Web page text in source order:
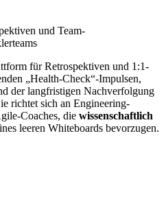
und Team-
für Retrospektiven und 1:1-
„Health-Check“-Impulsen,
der langfristigen Nachverfolgung
richtet sich an Engineering-
Coaches, die wissenschaftlich
leeren Whiteboards bevorzugen.